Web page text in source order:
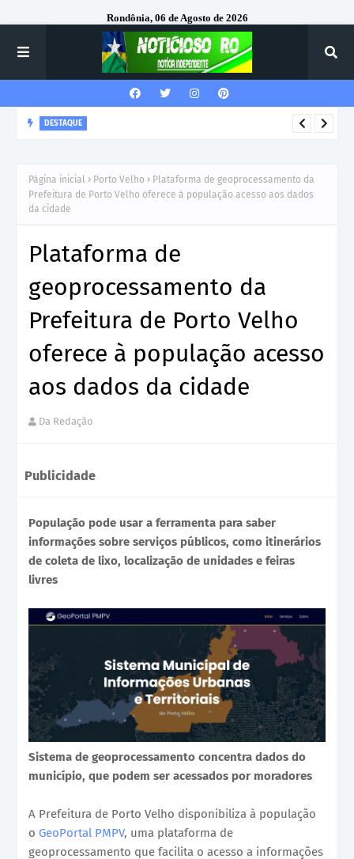
Rondônia, 06 de Agosto de 2026
DESTAQUE
Página inicial Porto Velho
Plataforma de geoprocessamento da
Prefeitura de Porto Velho oferece à população acesso aos dados
da cidade
Plataforma de
geoprocessamento da
Prefeitura de Porto Velho
oferece à população acesso
aos dados da cidade
Da Redação
Publicidade
População pode usar a ferramenta para saber
informações sobre serviços públicos, como itinerários
de coleta de lixo, localização de unidades e feiras
livres
Sistema de geoprocessamento concentra dados do
município, que podem ser acessados por moradores
A Prefeitura de Porto Velho disponibiliza à população
o GeoPortal PMPV, uma plataforma de
geoprocessamento que facilita o acesso a informações